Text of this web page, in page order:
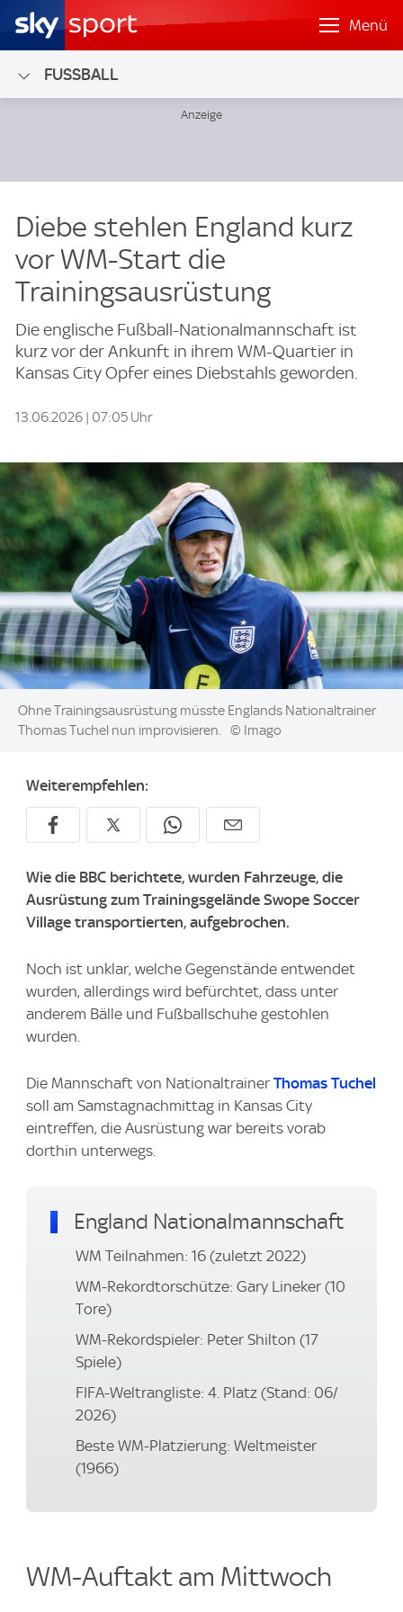
Menü
FUSSBALL
Diebe stehlen England kurz
vor WM-Start die
Trainingsausrüstung
Die englische Fußball-Nationalmannschaft ist
kurz vor der Ankunft in ihrem WM-Quartier in
Kansas City Opfer eines Diebstahls geworden.
13.06.2026 | 07:05 Uhr
Image:
Ohne Trainingsausrüstung müsste Englands Nationaltrainer
Thomas Tuchel nun improvisieren.
© Imago
Weiterempfehlen:
Wie die BBC berichtete, wurden Fahrzeuge, die
Ausrüstung zum Trainingsgelände Swope Soccer
Village transportierten, aufgebrochen.
Noch ist unklar, welche Gegenstände entwendet
wurden, allerdings wird befürchtet, dass unter
anderem Bälle und Fußballschuhe gestohlen
wurden.
Die Mannschaft von Nationaltrainer Thomas Tuchel
soll am Samstagnachmittag in Kansas City
eintreffen, die Ausrüstung war bereits vorab
dorthin unterwegs.
England Nationalmannschaft
WM Teilnahmen: 16 (zuletzt 2022)
WM-Rekordtorschütze: Gary Lineker (10
Tore)
WM-Rekordspieler: Peter Shilton (17
Spiele)
FIFA-Weltrangliste: 4. Platz (Stand: 06/
2026)
Beste WM-Platzierung: Weltmeister
(1966)
WM-Auftakt am Mittwoch